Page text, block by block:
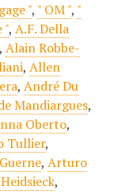
", " OM ", "
", A.F. Della
Alain Robbe-
, Allen
, André Du
Mandiargues,
Oberto,
Tullier,
, Arturo
,